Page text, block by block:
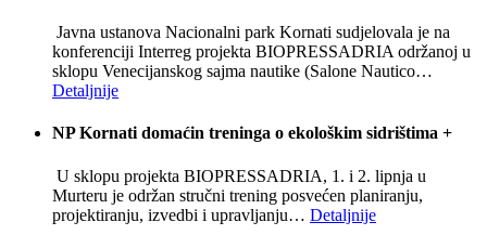
Javna ustanova Nacionalni park Kornati sudjelovala je na
konferenciji Interreg projekta BIOPRESSADRIA održanoj u
sklopu Venecijanskog sajma nautike (Salone Nautico…
Detaljnije
NP Kornati domaćin treninga o ekološkim sidrištima +
U sklopu projekta BIOPRESSADRIA, 1. i 2. lipnja u
Murteru je održan stručni trening posvećen planiranju,
projektiranju, izvedbi i upravljanju… Detaljnije